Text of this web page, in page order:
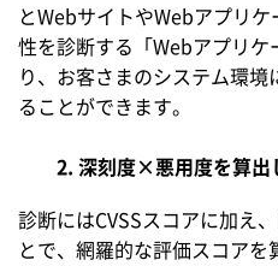
とWebサイトやWebアプリ
性を診断する「Webアプリケ
り、お客さまのシステム環
ることができます。
2. 深刻度×悪用度を算出
診断にはCVSSスコアに加え
とで、網羅的な評価スコアを